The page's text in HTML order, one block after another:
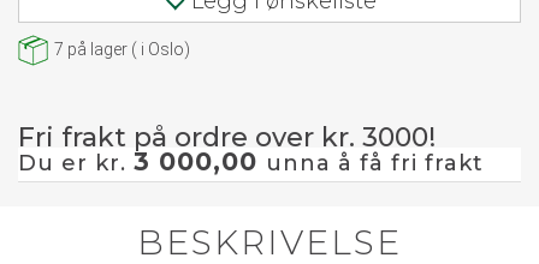
7 på lager ( i Oslo)
Fri frakt på ordre over kr. 3000!
Du er kr. 3 000,00 unna å få fri frakt
BESKRIVELSE